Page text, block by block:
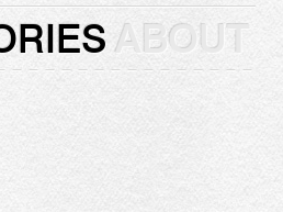
ABOUT